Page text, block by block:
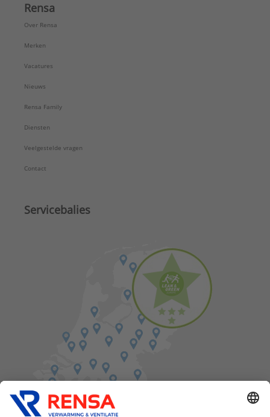
Rensa
Over Rensa
Merken
Vacatures
Nieuws
Rensa Family
Diensten
Veelgestelde vragen
Contact
Servicebalies